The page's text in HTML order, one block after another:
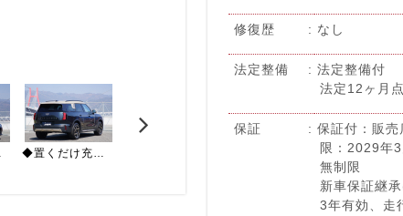
ドロイドオート ◆置くだけ充電 ◆正面衝突警告ブレーキ ◆車線逸脱警告ステアリングサポート ◆車線変更警告ステアリングサポート ◆側面衝突警告ステアリングサポート
修復歴 なし
法定整備
法定整備付
法定12ヶ月
保証
保証付：販
限：2029年
無制限
新車保証継
3年有効、走